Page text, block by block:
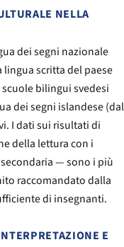
NELLA
dei segni nazionale
scritta del paese
bilingui svedesi
dei segni islandese (dal
I dati sui risultati di
della lettura con i
— sono i più
raccomandato dalla
di insegnanti.
E